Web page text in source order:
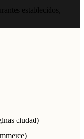
establecidos,
ciudad)